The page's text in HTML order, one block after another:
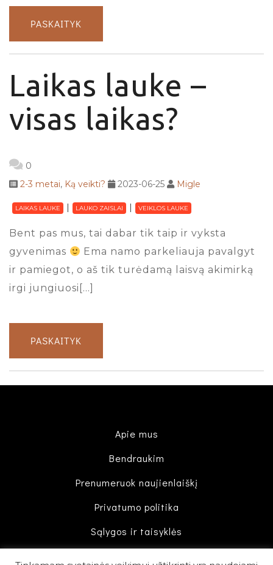
PASKAITYK
Laikas lauke –
visas laikas?
0
2-3 metai, Ką veikti? 2023-06-25 Migle
LAIKAS LAUKE LAUKO ZAISLAI VEIKLOS LAUKE
Bent pas mus, tai dabar tik taip ir vyksta
gyvenimas
Ema namo parkeliauja pavalgyt
ir pamiegot, o aš tik turėdamą laisvą akimirką
irgi jungiuosi[…]
PASKAITYK
Apie mus
Bendraukim
Prenumeruok naujienlaiškį
Privatumo politika
Sąlygos ir taisyklės